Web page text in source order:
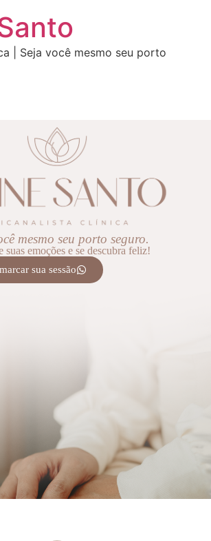
| Seja você mesmo seu porto
mesmo seu porto seguro.
suas emoções e se descubra feliz!
sua sessão